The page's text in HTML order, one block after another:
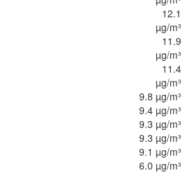
12.1
µg/m³
11.9
µg/m³
11.4
µg/m³
9.8 µg/m³
9.4 µg/m³
9.3 µg/m³
9.3 µg/m³
9.1 µg/m³
6.0 µg/m³